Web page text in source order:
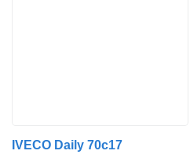
IVECO Daily 70c17